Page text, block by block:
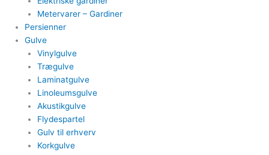
Metervarer​ – Gardiner
Persienner
Gulve
Vinylgulve​
Trægulve
Laminatgulve
Linoleumsgulve
Akustikgulve
Flydespartel
Gulv til erhverv
Korkgulve